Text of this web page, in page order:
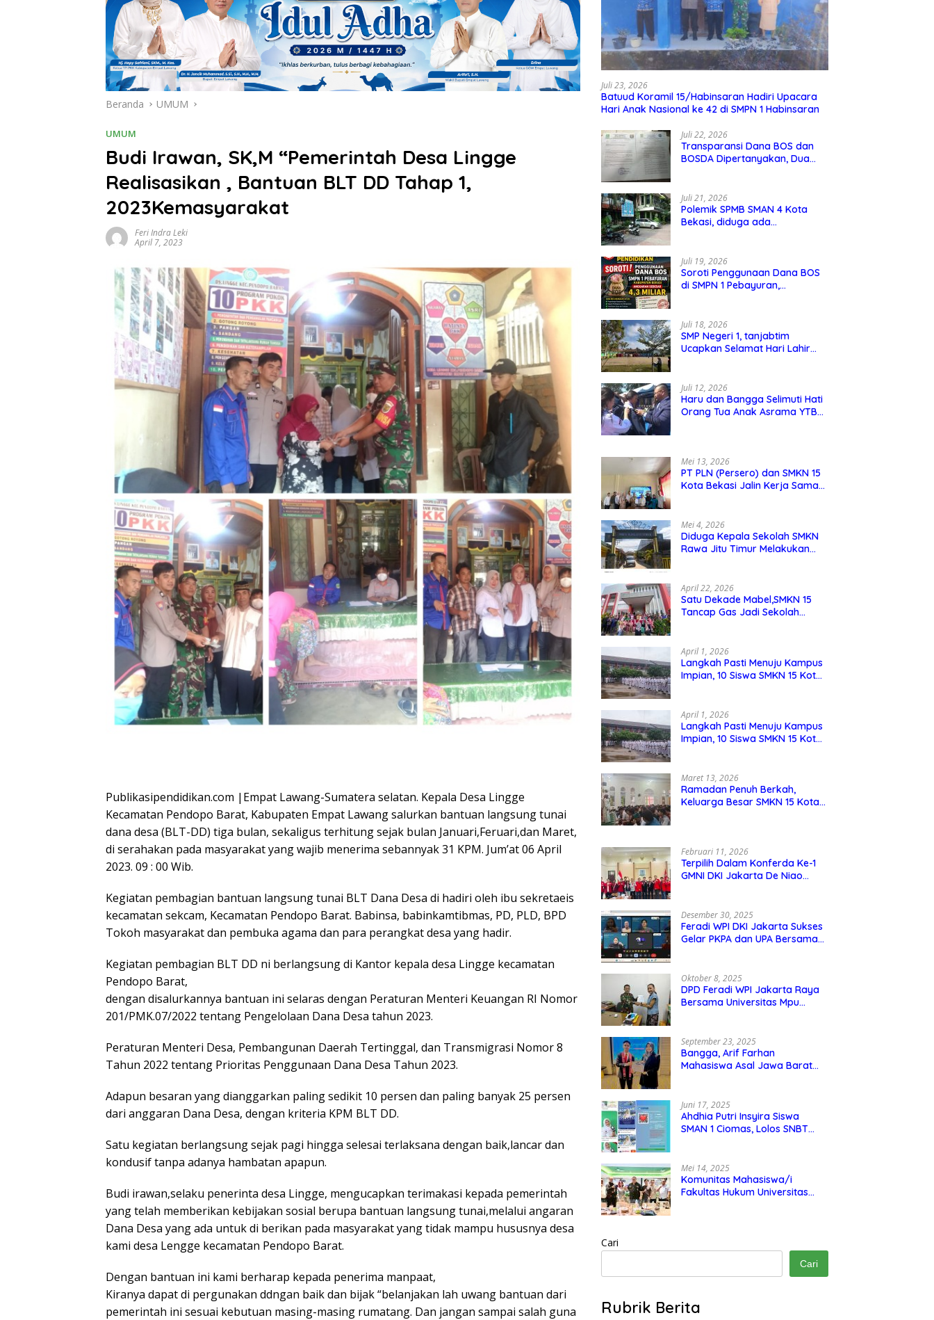
Beranda UMUM
UMUM
Budi Irawan, SK,M “Pemerintah Desa Lingge
Realisasikan , Bantuan BLT DD Tahap 1,
2023Kemasyarakat
Feri Indra Leki
April 7, 2023
Publikasipendidikan.com |Empat Lawang-Sumatera selatan. Kepala Desa Lingge
Kecamatan Pendopo Barat, Kabupaten Empat Lawang salurkan bantuan langsung tunai
dana desa (BLT-DD) tiga bulan, sekaligus terhitung sejak bulan Januari,Feruari,dan Maret,
di serahakan pada masyarakat yang wajib menerima sebannyak 31 KPM. Jum’at 06 April
2023. 09 : 00 Wib.
Kegiatan pembagian bantuan langsung tunai BLT Dana Desa di hadiri oleh ibu sekretaeis
kecamatan sekcam, Kecamatan Pendopo Barat. Babinsa, babinkamtibmas, PD, PLD, BPD
Tokoh masyarakat dan pembuka agama dan para perangkat desa yang hadir.
Kegiatan pembagian BLT DD ni berlangsung di Kantor kepala desa Lingge kecamatan
Pendopo Barat,
dengan disalurkannya bantuan ini selaras dengan Peraturan Menteri Keuangan RI Nomor
201/PMK.07/2022 tentang Pengelolaan Dana Desa tahun 2023.
Peraturan Menteri Desa, Pembangunan Daerah Tertinggal, dan Transmigrasi Nomor 8
Tahun 2022 tentang Prioritas Penggunaan Dana Desa Tahun 2023.
Adapun besaran yang dianggarkan paling sedikit 10 persen dan paling banyak 25 persen
dari anggaran Dana Desa, dengan kriteria KPM BLT DD.
Satu kegiatan berlangsung sejak pagi hingga selesai terlaksana dengan baik,lancar dan
kondusif tanpa adanya hambatan apapun.
Budi irawan,selaku penerinta desa Lingge, mengucapkan terimakasi kepada pemerintah
yang telah memberikan kebijakan sosial berupa bantuan langsung tunai,melalui angaran
Dana Desa yang ada untuk di berikan pada masyarakat yang tidak mampu hususnya desa
kami desa Lengge kecamatan Pendopo Barat.
Dengan bantuan ini kami berharap kepada penerima manpaat,
Kiranya dapat di pergunakan ddngan baik dan bijak “belanjakan lah uwang bantuan dari
pemerintah ini sesuai kebutuan masing-masing rumatang. Dan jangan sampai salah guna
Juli 23, 2026
Batuud Koramil 15/Habinsaran Hadiri Upacara
Hari Anak Nasional ke 42 di SMPN 1 Habinsaran
Juli 22, 2026
Transparansi Dana BOS dan
BOSDA Dipertanyakan, Dua
Informasi ke PPID Dinas
Pendidikan
Juli 21, 2026
Polemik SPMB SMAN 4 Kota
Bekasi, diduga ada
masyarakat
Juli 19, 2026
Soroti Penggunaan Dana BOS
di SMPN 1 Pebayuran,
Juli 18, 2026
SMP Negeri 1, tanjabtim
Ucapkan Selamat Hari Lahir
Juli 12, 2026
Haru dan Bangga Selimuti Hati
Orang Tua Anak Asrama YTBS
Mei 13, 2026
PT PLN (Persero) dan SMKN 15
Kota Bekasi Jalin Kerja Sama
Mei 4, 2026
Diduga Kepala Sekolah SMKN
Rawa Jitu Timur Melakukan
April 22, 2026
Satu Dekade Mabel,SMKN 15
Tancap Gas Jadi Sekolah
April 1, 2026
Langkah Pasti Menuju Kampus
Impian, 10 Siswa SMKN 15 Kota
April 1, 2026
Langkah Pasti Menuju Kampus
Impian, 10 Siswa SMKN 15 Kota
Maret 13, 2026
Ramadan Penuh Berkah,
Keluarga Besar SMKN 15 Kota
Februari 11, 2026
Terpilih Dalam Konferda Ke-1
GMNI DKI Jakarta De Niao
Desember 30, 2025
Feradi WPI DKI Jakarta Sukses
Gelar PKPA dan UPA Bersama
Oktober 8, 2025
DPD Feradi WPI Jakarta Raya
Bersama Universitas Mpu
September 23, 2025
Bangga, Arif Farhan
Mahasiswa Asal Jawa Barat
Malaysia, dan Thailand
Juni 17, 2025
Ahdhia Putri Insyira Siswa
SMAN 1 Ciomas, Lolos SNBT
Mei 14, 2025
Komunitas Mahasiswa/i
Fakultas Hukum Universitas
Cari
Cari
Rubrik Berita